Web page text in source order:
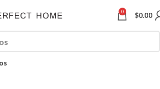
0 $0.00